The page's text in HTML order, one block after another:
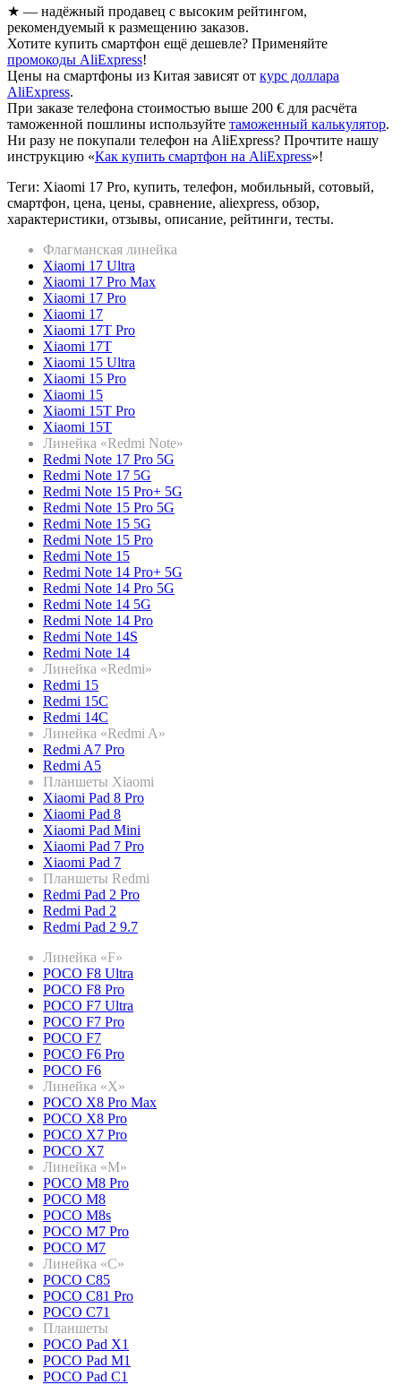
★ — надёжный продавец с высоким рейтингом,
рекомендуемый к размещению заказов.
Хотите купить смартфон ещё дешевле? Применяйте
промокоды AliExpress!
Цены на смартфоны из Китая зависят от курс доллара
AliExpress.
При заказе телефона стоимостью выше 200 € для расчёта
таможенной пошлины используйте таможенный калькулятор.
Ни разу не покупали телефон на AliExpress? Прочтите нашу
инструкцию «Как купить смартфон на AliExpress»!
Теги: Xiaomi 17 Pro, купить, телефон, мобильный, сотовый,
смартфон, цена, цены, сравнение, aliexpress, обзор,
характеристики, отзывы, описание, рейтинги, тесты.
Флагманская линейка
Xiaomi 17 Ultra
Xiaomi 17 Pro Max
Xiaomi 17 Pro
Xiaomi 17
Xiaomi 17T Pro
Xiaomi 17T
Xiaomi 15 Ultra
Xiaomi 15 Pro
Xiaomi 15
Xiaomi 15T Pro
Xiaomi 15T
Линейка «Redmi Note»
Redmi Note 17 Pro 5G
Redmi Note 17 5G
Redmi Note 15 Pro+ 5G
Redmi Note 15 Pro 5G
Redmi Note 15 5G
Redmi Note 15 Pro
Redmi Note 15
Redmi Note 14 Pro+ 5G
Redmi Note 14 Pro 5G
Redmi Note 14 5G
Redmi Note 14 Pro
Redmi Note 14S
Redmi Note 14
Линейка «Redmi»
Redmi 15
Redmi 15C
Redmi 14C
Линейка «Redmi A»
Redmi A7 Pro
Redmi A5
Планшеты Xiaomi
Xiaomi Pad 8 Pro
Xiaomi Pad 8
Xiaomi Pad Mini
Xiaomi Pad 7 Pro
Xiaomi Pad 7
Планшеты Redmi
Redmi Pad 2 Pro
Redmi Pad 2
Redmi Pad 2 9.7
Линейка «F»
POCO F8 Ultra
POCO F8 Pro
POCO F7 Ultra
POCO F7 Pro
POCO F7
POCO F6 Pro
POCO F6
Линейка «X»
POCO X8 Pro Max
POCO X8 Pro
POCO X7 Pro
POCO X7
Линейка «M»
POCO M8 Pro
POCO M8
POCO M8s
POCO M7 Pro
POCO M7
Линейка «C»
POCO C85
POCO C81 Pro
POCO C71
Планшеты
POCO Pad X1
POCO Pad M1
POCO Pad C1